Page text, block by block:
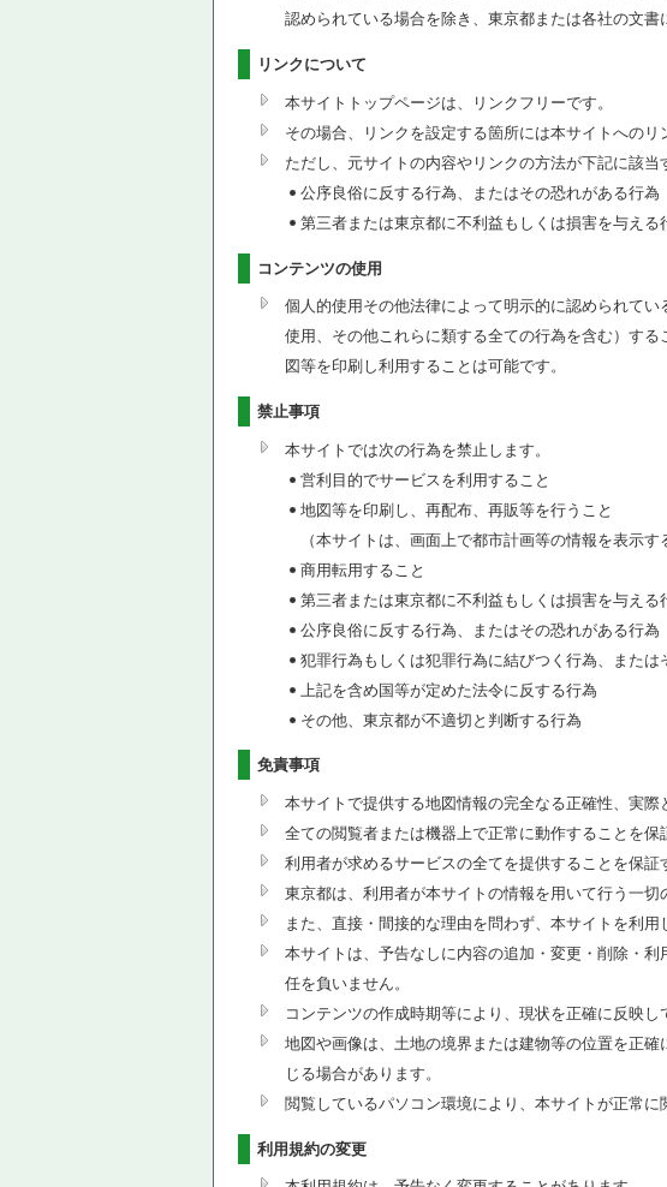
認められている場合を除き、東京都または各社の文
リンクについて
本サイトトップページは、リンクフリーです。
その場合、リンクを設定する箇所には本サイトへのリ
ただし、元サイトの内容やリンクの方法が下記に該当
公序良俗に反する行為、またはその恐れがある行為
第三者または東京都に不利益もしくは損害を与え
コンテンツの使用
個人的使用その他法律によって明示的に認められて
使用、その他これらに類する全ての行為を含む）す
図等を印刷し利用することは可能です。
禁止事項
本サイトでは次の行為を禁止します。
営利目的でサービスを利用すること
地図等を印刷し、再配布、再販等を行うこと
（本サイトは、画面上で都市計画等の情報を表示
商用転用すること
第三者または東京都に不利益もしくは損害を与え
公序良俗に反する行為、またはその恐れがある行為
犯罪行為もしくは犯罪行為に結びつく行為、または
上記を含め国等が定めた法令に反する行為
その他、東京都が不適切と判断する行為
免責事項
本サイトで提供する地図情報の完全なる正確性、実際
全ての閲覧者または機器上で正常に動作することを保
利用者が求めるサービスの全てを提供することを保証
東京都は、利用者が本サイトの情報を用いて行う一切
また、直接・間接的な理由を問わず、本サイトを利
本サイトは、予告なしに内容の追加・変更・削除・
任を負いません。
コンテンツの作成時期等により、現状を正確に反映し
地図や画像は、土地の境界または建物等の位置を正
じる場合があります。
閲覧しているパソコン環境により、本サイトが正常に
利用規約の変更